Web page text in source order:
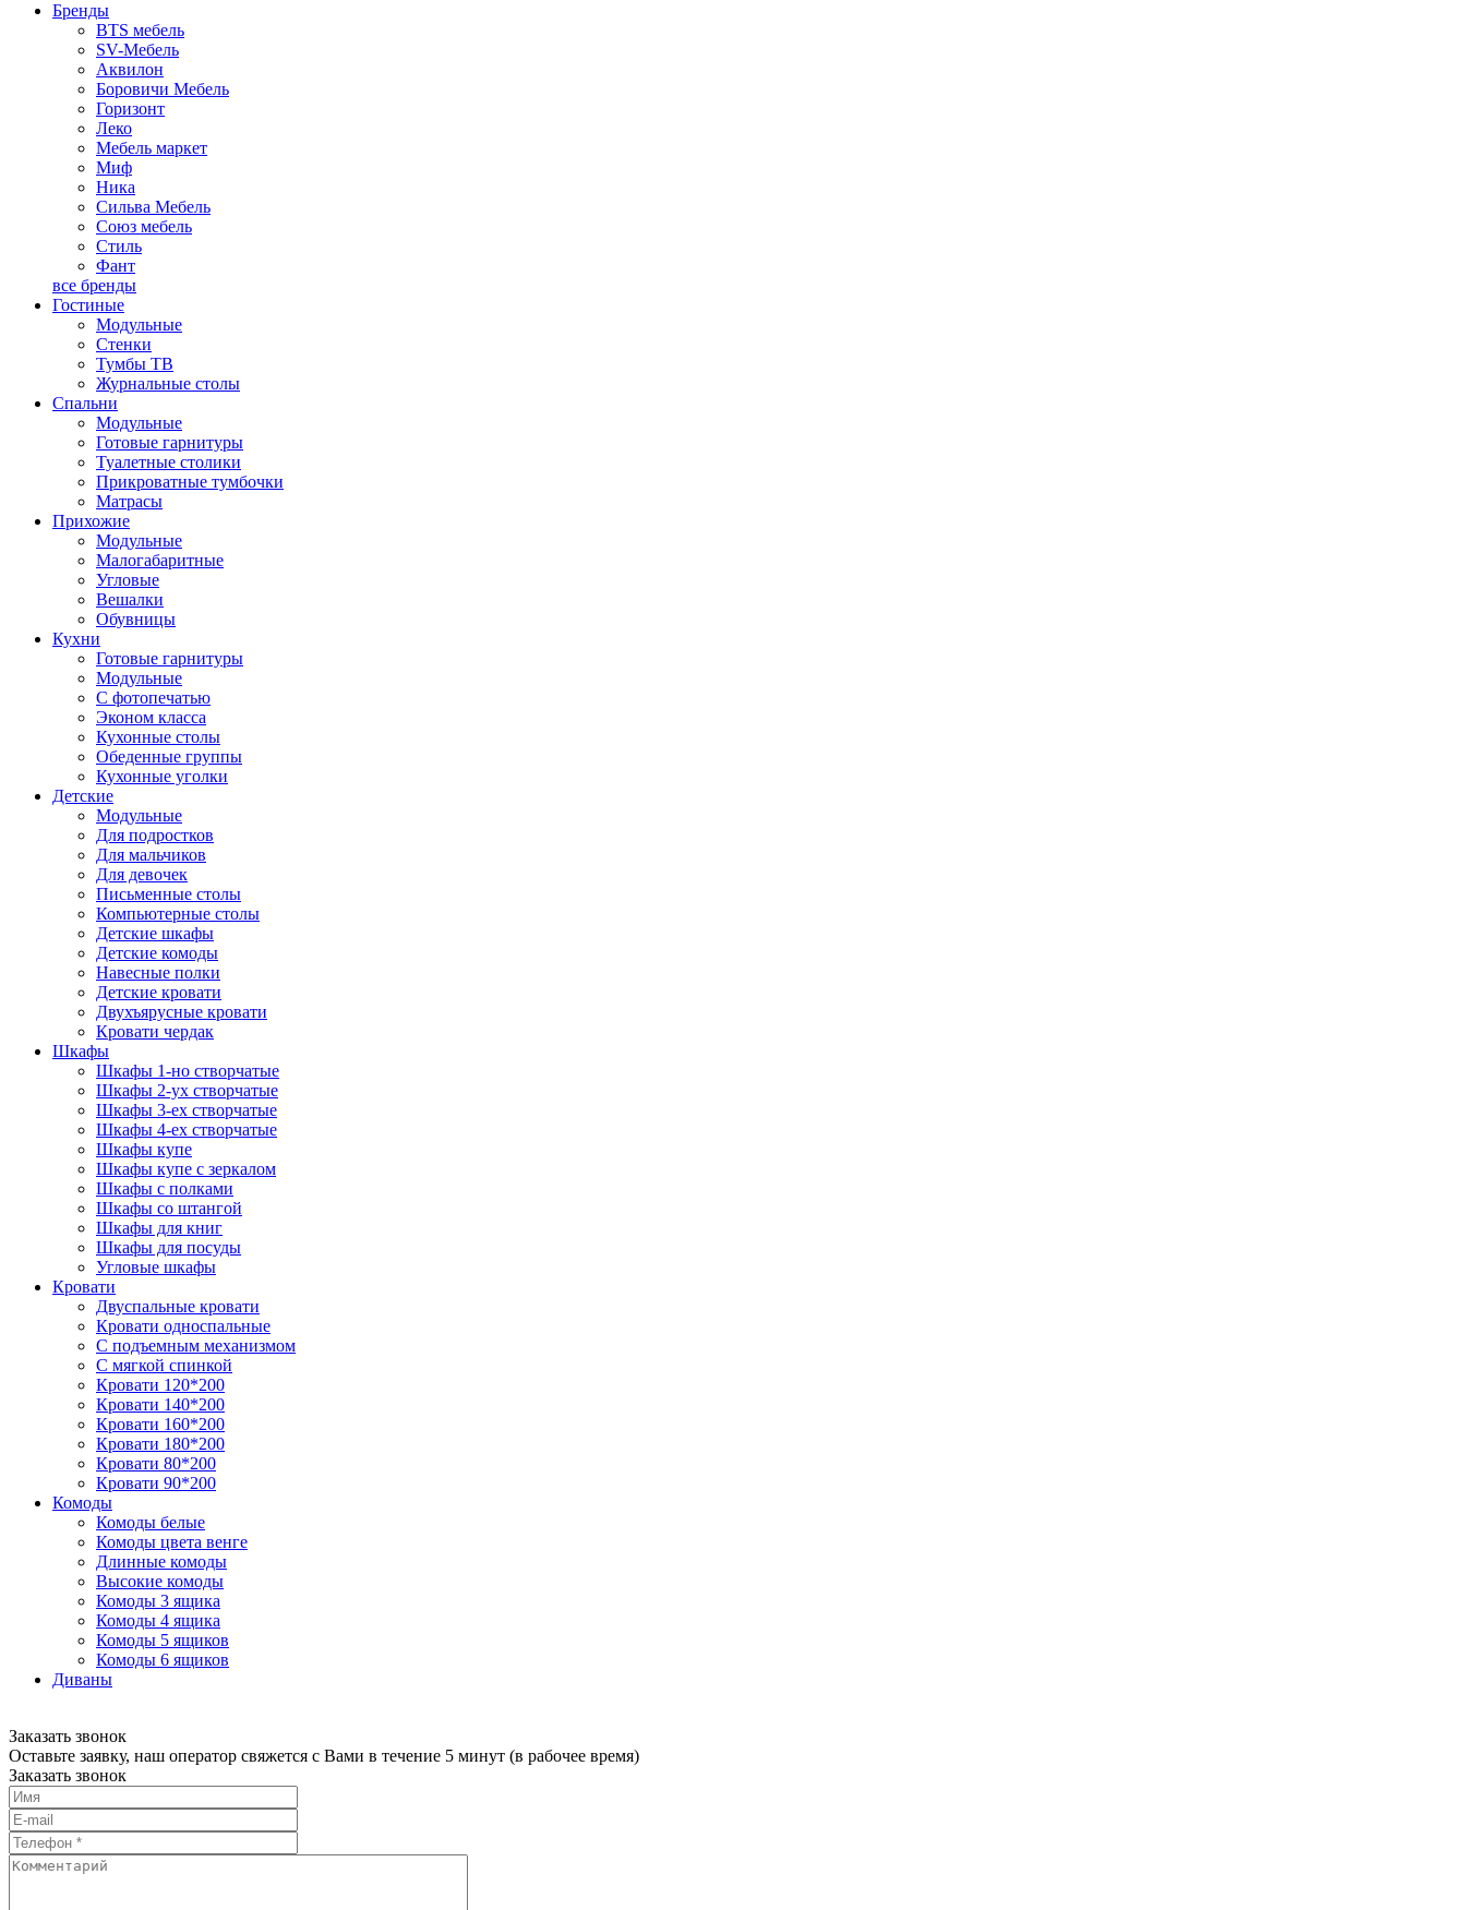
Бренды
BTS мебель
SV-Мебель
Аквилон
Боровичи Мебель
Горизонт
Леко
Мебель маркет
Миф
Ника
Сильва Мебель
Союз мебель
Стиль
Фант
все бренды
Гостиные
Модульные
Стенки
Тумбы ТВ
Журнальные столы
Спальни
Модульные
Готовые гарнитуры
Туалетные столики
Прикроватные тумбочки
Матрасы
Прихожие
Модульные
Малогабаритные
Угловые
Вешалки
Обувницы
Кухни
Готовые гарнитуры
Модульные
С фотопечатью
Эконом класса
Кухонные столы
Обеденные группы
Кухонные уголки
Детские
Модульные
Для подростков
Для мальчиков
Для девочек
Письменные столы
Компьютерные столы
Детские шкафы
Детские комоды
Навесные полки
Детские кровати
Двухъярусные кровати
Кровати чердак
Шкафы
Шкафы 1-но створчатые
Шкафы 2-ух створчатые
Шкафы 3-ех створчатые
Шкафы 4-ех створчатые
Шкафы купе
Шкафы купе с зеркалом
Шкафы с полками
Шкафы со штангой
Шкафы для книг
Шкафы для посуды
Угловые шкафы
Кровати
Двуспальные кровати
Кровати односпальные
С подъемным механизмом
С мягкой спинкой
Кровати 120*200
Кровати 140*200
Кровати 160*200
Кровати 180*200
Кровати 80*200
Кровати 90*200
Комоды
Комоды белые
Комоды цвета венге
Длинные комоды
Высокие комоды
Комоды 3 ящика
Комоды 4 ящика
Комоды 5 ящиков
Комоды 6 ящиков
Диваны
Заказать звонок
Оставьте заявку, наш оператор свяжется с Вами в течение 5 минут (в рабочее время)
Заказать звонок